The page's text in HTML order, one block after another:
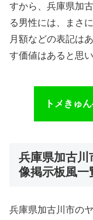
すから、兵庫県加
る男性には、まさ
月額などの表記は
す価値はあると思い
トメきゅ
兵庫県加古
像掲示板風一
兵庫県加古川市の